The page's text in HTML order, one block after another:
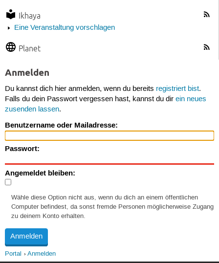
Ikhaya
Eine Veranstaltung vorschlagen
Planet
Anmelden
Du kannst dich hier anmelden, wenn du bereits registriert bist.
Falls du dein Passwort vergessen hast, kannst du dir ein neues
zusenden lassen.
Benutzername oder Mailadresse:
Passwort:
Angemeldet bleiben:
Wähle diese Option nicht aus, wenn du dich an einem öffentlichen
Computer befindest, da sonst fremde Personen möglicherweise Zugang
zu deinem Konto erhalten.
Portal Anmelden